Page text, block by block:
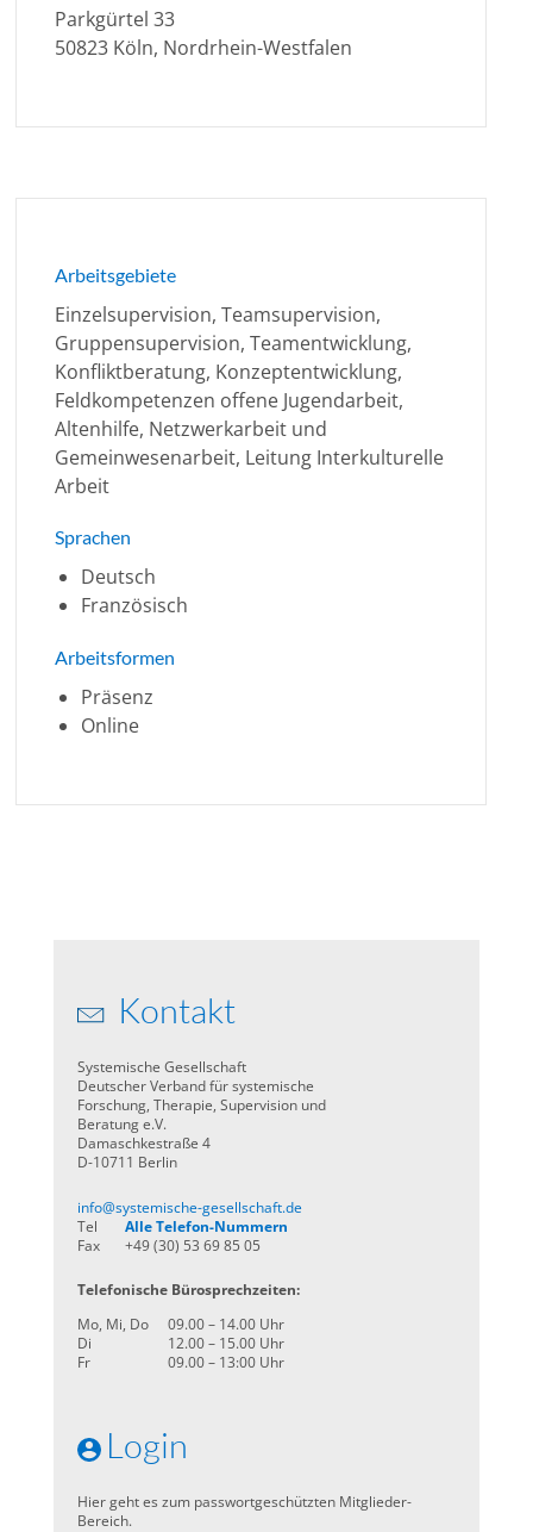
Parkgürtel 33
50823 Köln, Nordrhein-Westfalen
Arbeitsgebiete
Einzelsupervision, Teamsupervision,
Gruppensupervision, Teamentwicklung,
Konfliktberatung, Konzeptentwicklung,
Feldkompetenzen offene Jugendarbeit,
Altenhilfe, Netzwerkarbeit und
Gemeinwesenarbeit, Leitung Interkulturelle
Arbeit
Sprachen
Deutsch
Französisch
Arbeitsformen
Präsenz
Online
Kontakt
Systemische Gesellschaft
Deutscher Verband für systemische
Forschung, Therapie, Supervision und
Beratung e.V.
Damaschkestraße 4
D-10711 Berlin
info@systemische-gesellschaft.de
Tel
Alle Telefon-Nummern
Fax
+49 (30) 53 69 85 05
Telefonische Bürosprechzeiten:
Mo, Mi, Do
09.00 – 14.00 Uhr
Di
12.00 – 15.00 Uhr
Fr
09.00 – 13:00 Uhr
Login
Hier geht es zum passwortgeschützten Mitglieder-
Bereich.